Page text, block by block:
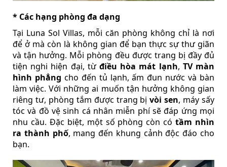
* Các hạng phòng đa dạng
Tại Luna Sol Villas, mỗi căn phòng không chỉ là nơi
để ở mà còn là không gian để bạn thực sự thư giãn
và tận hưởng. Mỗi phòng đều được trang bị đầy đủ
tiện nghi hiện đại, từ điều hòa mát lạnh, TV màn
hình phẳng cho đến tủ lạnh, ấm đun nước và bàn
làm việc. Với những ai muốn tận hưởng không gian
riêng tư, phòng tắm được trang bịvòi sen, máy sấy
tóc và đồ vệ sinh cá nhân miễn phí sẽ đáp ứng mọi
nhu cầu. Đặc biệt, một số phòng còn cótầm nhìn
ra thành phố, mang đến khung cảnh độc đáo cho
bạn.